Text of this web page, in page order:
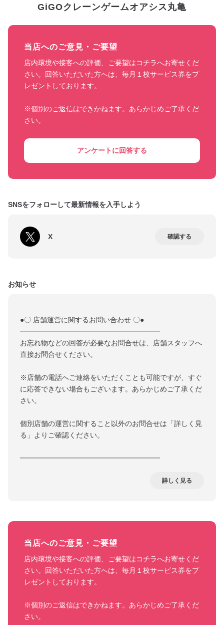
GiGOクレーンゲームオアシス丸亀
当店へのご意見・ご要望
店内環境や接客への評価、ご要望はコチラへお寄せくだ
さい。回答いただいた方へは、毎月１枚サービス券をプ
レゼントしております。
※個別のご返信はできかねます。あらかじめご了承くだ
さい。
アンケートに回答する
SNSをフォローして最新情報を入手しよう
X 確認する
お知らせ
●〇 店舗運営に関するお問い合わせ 〇●
━━━━━━━━━━━━━━━━━━━━
お忘れ物などの回答が必要なお問合せは、店舗スタッフへ
直接お問合せください。
※店舗の電話へご連絡をいただくことも可能ですが、すぐ
に応答できない場合もございます。あらかじめご了承くだ
さい。
個別店舗の運営に関すること以外のお問合せは「詳しく見
る」よりご確認ください。
━━━━━━━━━━━━━━━━━━━━
詳しく見る
当店へのご意見・ご要望
店内環境や接客への評価、ご要望はコチラへお寄せくだ
さい。回答いただいた方へは、毎月１枚サービス券をプ
レゼントしております。
※個別のご返信はできかねます。あらかじめご了承くだ
さい。